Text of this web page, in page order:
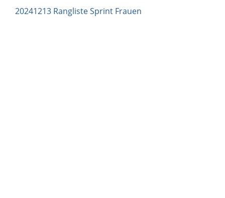
20241213 Rangliste Sprint Frauen